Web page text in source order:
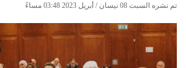
تم نشره السبت 08 نيسان / أبريل 2023 03:48 مساءً